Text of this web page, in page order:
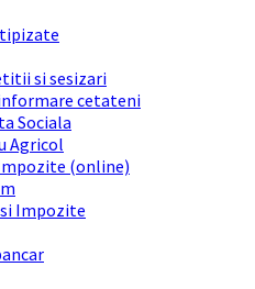
tipizate
si sesizari
cetateni
Sociala
Agricol
(online)
Impozite